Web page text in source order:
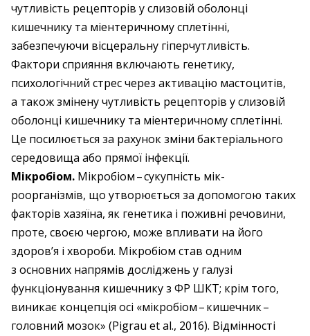
чутливість рецепторів у слизовій оболонці
кишечнику та міентеричному сплетінні,
забезпечуючи вісцеральну гіперчутливість.
Фактори сприяння включають генетику,
психологічний стрес через активацію мастоцитів,
а також змінену чутливість рецепторів у слизовій
оболонці кишечнику та міентеричному сплетінні.
Це посилюється за рахунок зміни бактеріального
середовища або прямої інфекції.
Мікробіом. Мікробіом – ​сукупність мік­
роорганізмів, що утворюється за допомогою таких
факторів хазяїна, як генетика і поживні речовини,
проте, своєю чергою, може впливати на його
здоров’я і хвороби. Мікробіом став одним
з основних напрямів досліджень у галузі
функціонування кишечнику з ФР ШКТ; крім того,
виникає концепція осі «мікробіом – ​кишечник – ​
головний мозок» (Pigrau et al., 2016). Відмінності